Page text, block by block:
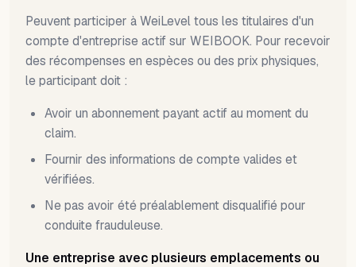
Peuvent participer à WeiLevel tous les titulaires d'un
compte d'entreprise actif sur WEIBOOK. Pour recevoir
des récompenses en espèces ou des prix physiques,
le participant doit :
Avoir un abonnement payant actif au moment du
claim.
Fournir des informations de compte valides et
vérifiées.
Ne pas avoir été préalablement disqualifié pour
conduite frauduleuse.
Une entreprise avec plusieurs emplacements ou